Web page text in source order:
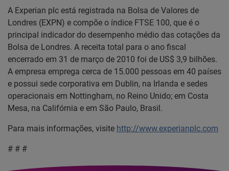
A Experian plc está registrada na Bolsa de Valores de
Londres (EXPN) e compõe o índice FTSE 100, que é o
principal indicador do desempenho médio das cotações da
Bolsa de Londres. A receita total para o ano fiscal
encerrado em 31 de março de 2010 foi de US$ 3,9 bilhões.
A empresa emprega cerca de 15.000 pessoas em 40 países
e possui sede corporativa em Dublin, na Irlanda e sedes
operacionais em Nottingham, no Reino Unido; em Costa
Mesa, na Califórnia e em São Paulo, Brasil.
Para mais informações, visite http://www.experianplc.com
# # #